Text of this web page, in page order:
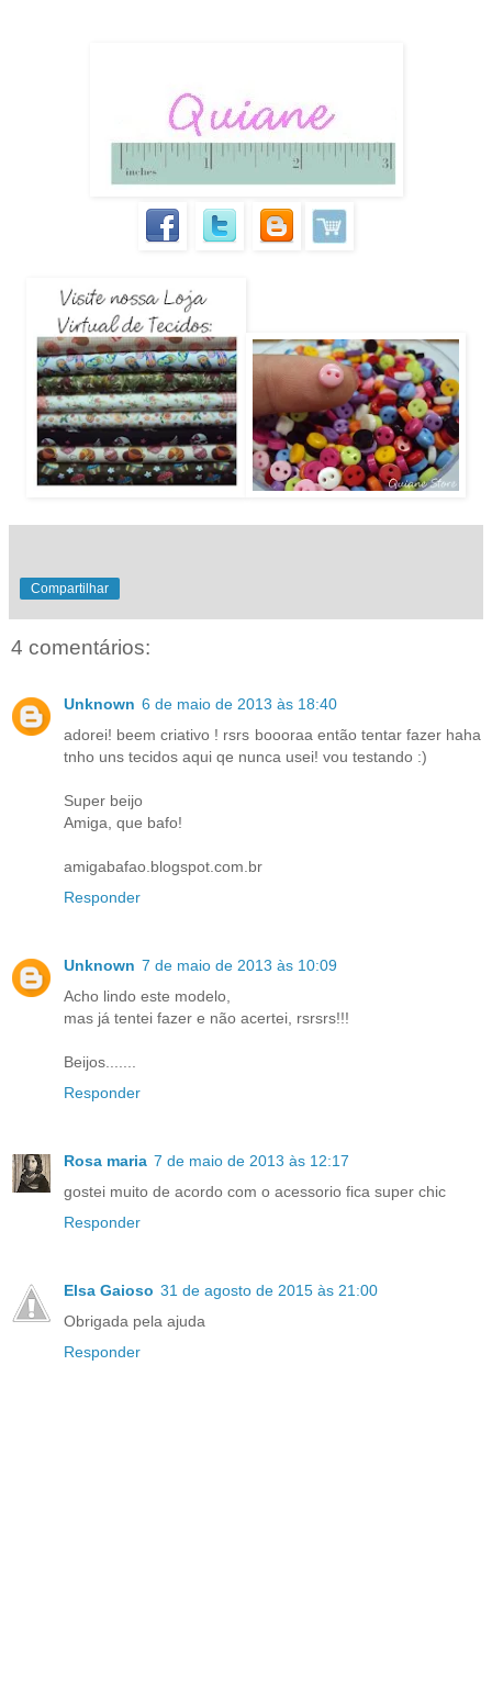
Compartilhar
4 comentários:
Unknown 6 de maio de 2013 às 18:40
adorei! beem criativo ! rsrs boooraa então tentar fazer haha
tnho uns tecidos aqui qe nunca usei! vou testando :)
Super beijo
Amiga, que bafo!
amigabafao.blogspot.com.br
Responder
Unknown 7 de maio de 2013 às 10:09
Acho lindo este modelo,
mas já tentei fazer e não acertei, rsrsrs!!!
Beijos.......
Responder
Rosa maria 7 de maio de 2013 às 12:17
gostei muito de acordo com o acessorio fica super chic
Responder
Elsa Gaioso 31 de agosto de 2015 às 21:00
Obrigada pela ajuda
Responder